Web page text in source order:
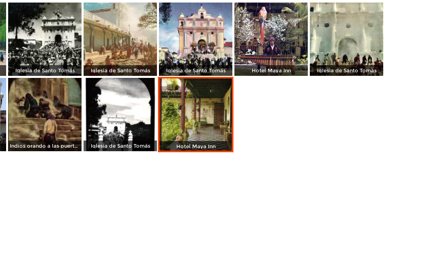
Iglesia de Santo Tomás Iglesia de Santo Tomás Iglesia de Santo Tomás Hotel Maya Inn Iglesia de Santo Tomás
Indios orando a las puertas del templo de Santo Tomás, pintura de H. Garavito Iglesia de Santo Tomás Hotel Maya Inn